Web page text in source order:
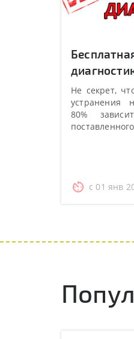
Не секрет,
устранения
80%
с 01 янв